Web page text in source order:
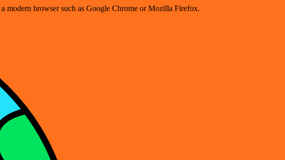
modern browser such as Google Chrome or Mozilla Firefox.